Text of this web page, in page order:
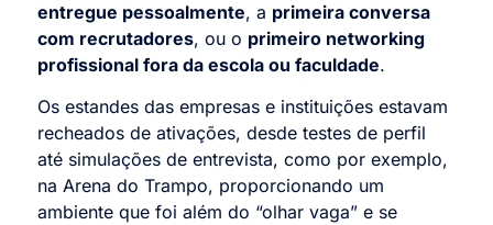
entregue pessoalmente, a primeira conversa
com recrutadores, ou o primeiro networking
profissional fora da escola ou faculdade.
Os estandes das empresas e instituições estavam
recheados de ativações, desde testes de perfil
até simulações de entrevista, como por exemplo,
na Arena do Trampo, proporcionando um
ambiente que foi além do “olhar vaga” e se